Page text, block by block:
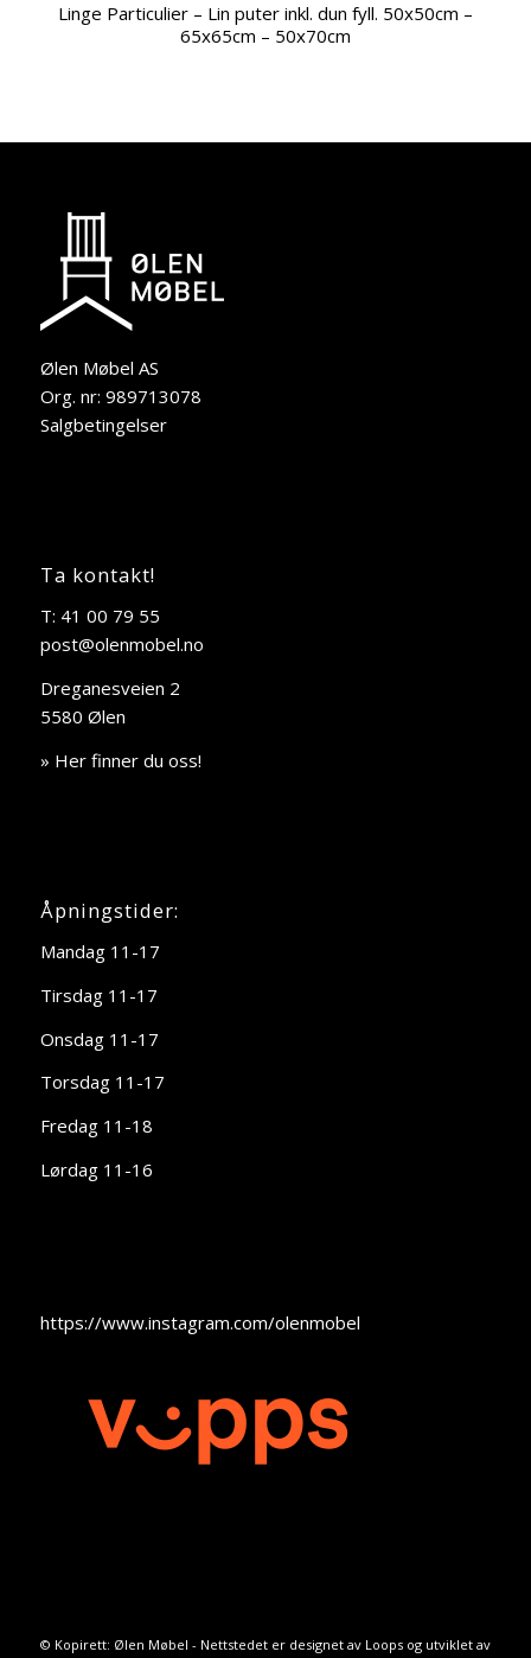
Linge Particulier – Lin puter inkl. dun fyll. 50x50cm –
65x65cm – 50x70cm
Ølen Møbel AS
Org. nr: 989713078
Salgbetingelser
Ta kontakt!
T: 41 00 79 55
post@olenmobel.no
Dreganesveien 2
5580 Ølen
» Her finner du oss!
Åpningstider:
Mandag 11-17
Tirsdag 11-17
Onsdag 11-17
Torsdag 11-17
Fredag 11-18
Lørdag 11-16
https://www.instagram.com/olenmobel
© Kopirett: Ølen Møbel - Nettstedet er designet av Loopsog utviklet av